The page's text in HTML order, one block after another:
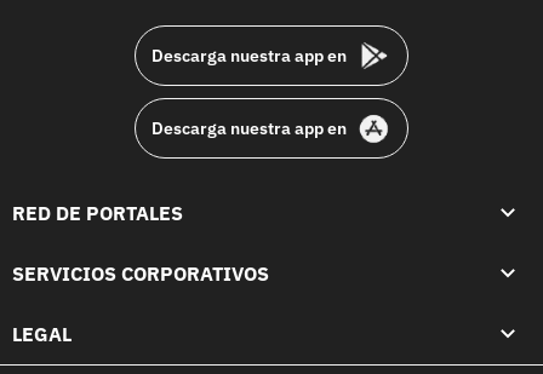
Descarga nuestra app en
Descarga nuestra app en
RED DE PORTALES
SERVICIOS CORPORATIVOS
LEGAL